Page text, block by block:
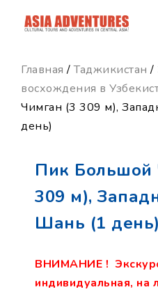
product_id222
Главная /Таджикистан /
восхождения в
Чимган (3 309 м),
день)
Пик Большой
309 м),
Шань (1
ВНИМАНИЕ !
индивидуальная,